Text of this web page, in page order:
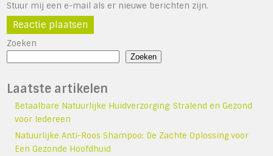
Stuur mij een e-mail als er nieuwe berichten zijn.
Zoeken
Zoeken
Laatste artikelen
Betaalbare Natuurlijke Huidverzorging: Stralend en Gezond
voor Iedereen
Natuurlijke Anti-Roos Shampoo: De Zachte Oplossing voor
Een Gezonde Hoofdhuid